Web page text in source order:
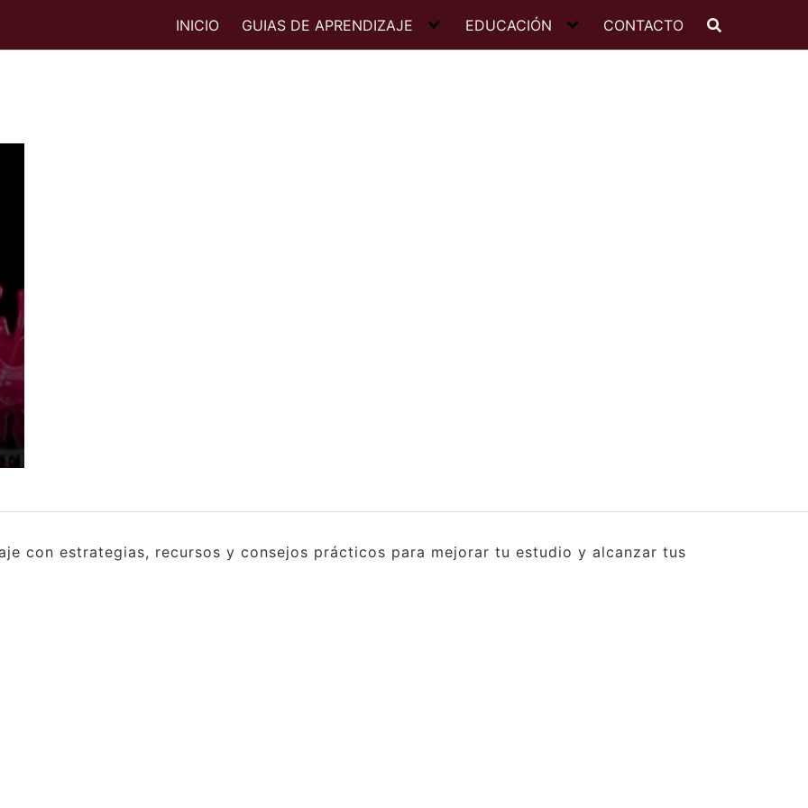
INICIO GUIAS DE APRENDIZAJE EDUCACIÓN CONTACTO
con estrategias, recursos y consejos prácticos para mejorar tu estudio y alcanzar tus